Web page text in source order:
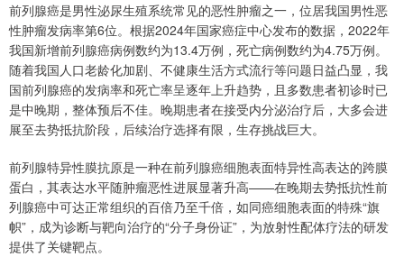
前列腺癌是男性泌尿生殖系统常见的恶性肿瘤之一，位居我国男性恶
性肿瘤发病率第6位。根据2024年国家癌症中心发布的数据，2022年
我国新增前列腺癌病例数约为13.4万例，死亡病例数约为4.75万例。
随着我国人口老龄化加剧、不健康生活方式流行等问题日益凸显，我
国前列腺癌的发病率和死亡率呈逐年上升趋势，且多数患者初诊时已
是中晚期，整体预后不佳。晚期患者在接受内分泌治疗后，大多会进
展至去势抵抗阶段，后续治疗选择有限，生存挑战巨大。
前列腺特异性膜抗原是一种在前列腺癌细胞表面特异性高表达的跨膜
蛋白，其表达水平随肿瘤恶性进展显著升高——在晚期去势抵抗性前
列腺癌中可达正常组织的百倍乃至千倍，如同癌细胞表面的特殊“旗
帜”，成为诊断与靶向治疗的“分子身份证”，为放射性配体疗法的研发
提供了关键靶点。